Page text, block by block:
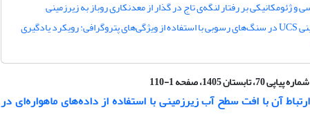
و ژئومکانیکی بر رفتار لنگه‌ی تاج در گذار از معدنکاری روباز به زیرزمینی
کمی‌سازی عدم‌قطعیت پیش‌بینی UCS در سنگ‌های رسوبی با استفاده از ویژگی‌های پتروگرافی: رویکرد یادگیری
آن با افت سطح آب زیرزمینی با استفاده از داده‌های ماهواره‌ای در